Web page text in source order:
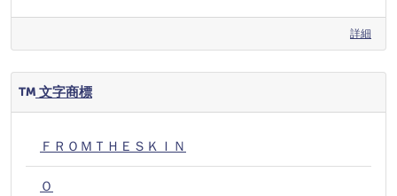
詳細
文字商標
ＦＲＯＭＴＨＥＳＫＩＮ
Ｏ